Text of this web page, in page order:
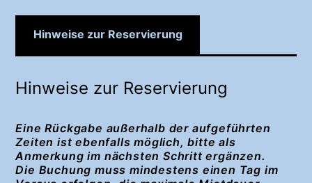
Hinweise zur Reservierung
Hinweise zur Reservierung
Eine Rückgabe außerhalb der aufgeführten
Zeiten ist ebenfalls möglich, bitte als
Anmerkung im nächsten Schritt ergänzen.
Die Buchung muss mindestens einen Tag im